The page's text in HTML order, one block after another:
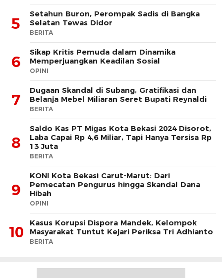
5
Setahun Buron, Perompak Sadis di Bangka
Selatan Tewas Didor
BERITA
6
Sikap Kritis Pemuda dalam Dinamika
Memperjuangkan Keadilan Sosial
OPINI
7
Dugaan Skandal di Subang, Gratifikasi dan
Belanja Mebel Miliaran Seret Bupati Reynaldi
BERITA
8
Saldo Kas PT Migas Kota Bekasi 2024 Disorot,
Laba Capai Rp 4,6 Miliar, Tapi Hanya Tersisa Rp
13 Juta
BERITA
9
KONI Kota Bekasi Carut-Marut: Dari
Pemecatan Pengurus hingga Skandal Dana
Hibah
OPINI
10
Kasus Korupsi Dispora Mandek, Kelompok
Masyarakat Tuntut Kejari Periksa Tri Adhianto
BERITA